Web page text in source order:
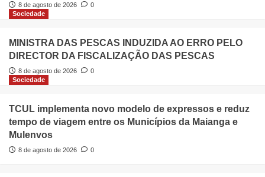
8 de agosto de 2026
0
Sociedade
MINISTRA DAS PESCAS INDUZIDA AO ERRO PELO
DIRECTOR DA FISCALIZAÇÃO DAS PESCAS
8 de agosto de 2026
0
Sociedade
TCUL implementa novo modelo de expressos e reduz
tempo de viagem entre os Municípios da Maianga e
Mulenvos
8 de agosto de 2026 0